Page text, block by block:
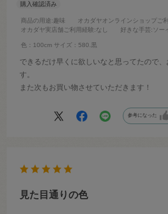
商品の用途:趣味 オカダヤオンラインショップご
オカダヤ実店舗ご利用経験:なし 好きな手芸:ソー
色：100cm サイズ：580.黒
できるだけ早くに欲しいなと思ってたので
す。
また次もお買い物させていただきます！
参考になった
見た目通りの色